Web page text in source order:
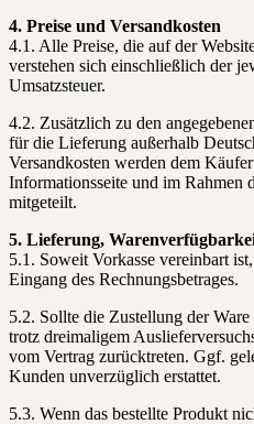
4. Preise und Versandkosten
4.1. Alle Preise, die auf der
verstehen sich einschließlich der
Umsatzsteuer.
4.2. Zusätzlich zu den
für die Lieferung außerhalb
Versandkosten werden dem
Informationsseite und im Rahmen
mitgeteilt.
5. Lieferung,
5.1. Soweit Vorkasse vereinbart
Eingang des Rechnungsbetrages.
5.2. Sollte die Zustellung der
trotz dreimaligem
vom Vertrag zurücktreten. Ggf.
Kunden unverzüglich erstattet.
5.3. Wenn das bestellte Produkt